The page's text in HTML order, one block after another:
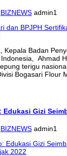
BIZNEWS admin1
Kepala Badan
Ahmad
terigu
Bogasari Flour
Edukasi Gizi
BIZNEWS admin1